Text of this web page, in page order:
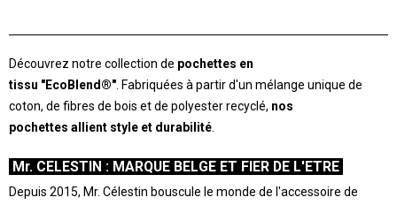
Découvrez notre collection de pochettes en
tissu "EcoBlend®" . Fabriquées à partir d'un mélange unique de
coton, de fibres de bois et de polyester recyclé, nos
pochettes allient style et durabilité
Mr. CELESTIN : MARQUE BELGE ET FIER DE L'ETRE
Depuis 2015, Mr. Célestin bouscule le monde de l'accessoire de